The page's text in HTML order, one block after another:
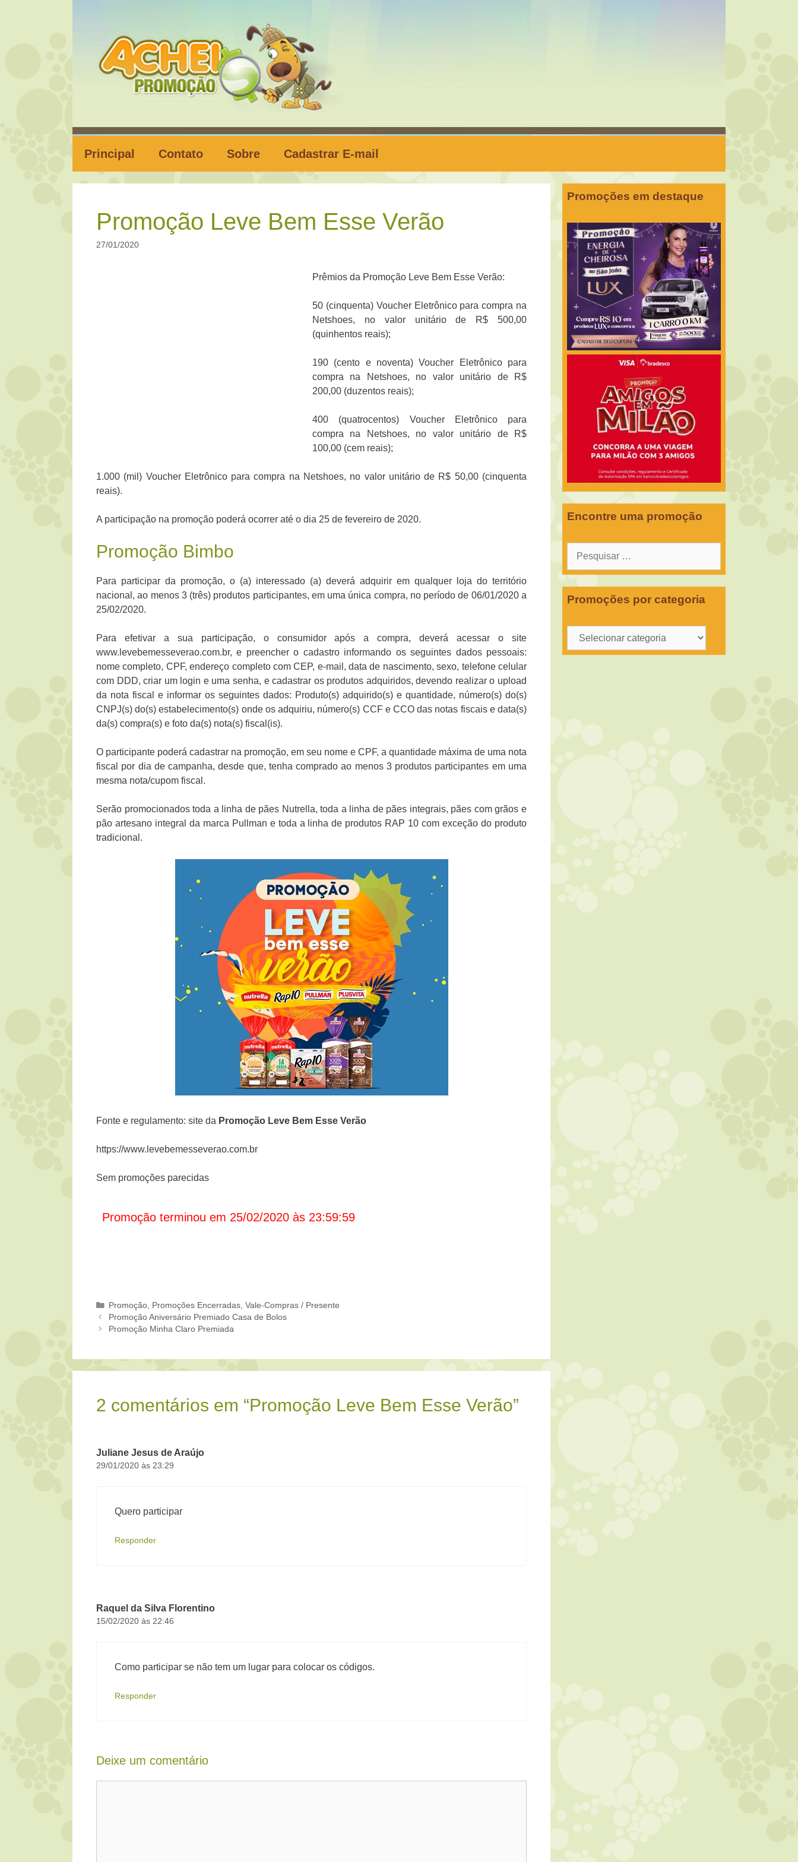
Principal Contato Sobre Cadastrar E-mail
Promoção Leve Bem Esse Verão
27/01/2020
Prêmios da Promoção Leve Bem Esse Verão:
50 (cinquenta) Voucher Eletrônico para compra na
Netshoes, no valor unitário de R$ 500,00
(quinhentos reais);
190 (cento e noventa) Voucher Eletrônico para
compra na Netshoes, no valor unitário de R$
200,00 (duzentos reais);
400 (quatrocentos) Voucher Eletrônico para
compra na Netshoes, no valor unitário de R$
100,00 (cem reais);
1.000 (mil) Voucher Eletrônico para compra na Netshoes, no valor unitário de R$ 50,00 (cinquenta
reais).
A participação na promoção poderá ocorrer até o dia 25 de fevereiro de 2020.
Promoção Bimbo
Para participar da promoção, o (a) interessado (a) deverá adquirir em qualquer loja do território
nacional, ao menos 3 (três) produtos participantes, em uma única compra, no período de 06/01/2020 a
25/02/2020.
Para efetivar a sua participação, o consumidor após a compra, deverá acessar o site
www.levebemesseverao.com.br, e preencher o cadastro informando os seguintes dados pessoais:
nome completo, CPF, endereço completo com CEP, e-mail, data de nascimento, sexo, telefone celular
com DDD, criar um login e uma senha, e cadastrar os produtos adquiridos, devendo realizar o upload
da nota fiscal e informar os seguintes dados: Produto(s) adquirido(s) e quantidade, número(s) do(s)
CNPJ(s) do(s) estabelecimento(s) onde os adquiriu, número(s) CCF e CCO das notas fiscais e data(s)
da(s) compra(s) e foto da(s) nota(s) fiscal(is).
O participante poderá cadastrar na promoção, em seu nome e CPF, a quantidade máxima de uma nota
fiscal por dia de campanha, desde que, tenha comprado ao menos 3 produtos participantes em uma
mesma nota/cupom fiscal.
Serão promocionados toda a linha de pães Nutrella, toda a linha de pães integrais, pães com grãos e
pão artesano integral da marca Pullman e toda a linha de produtos RAP 10 com exceção do produto
tradicional.
Fonte e regulamento: site da Promoção Leve Bem Esse Verão
https://www.levebemesseverao.com.br
Sem promoções parecidas
Promoção terminou em 25/02/2020 às 23:59:59
Categorias
Promoção Promoções Encerradas ,Vale-Compras / Presente
Promoção Aniversário Premiado Casa de Bolos
Promoção Minha Claro Premiada
2 comentários em “Promoção Leve Bem Esse Verão”
Juliane Jesus de Araújo
29/01/2020 às 23:29
Quero participar
Responder
Raquel da Silva Florentino
15/02/2020 às 22:46
Como participar se não tem um lugar para colocar os códigos.
Responder
Deixe um comentário
Promoções em destaque
Encontre uma promoção
Pesquisar
Promoções por categoria
Promoções
por